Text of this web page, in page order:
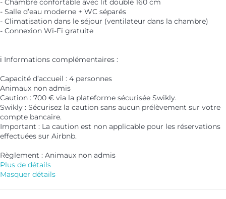
- Salle d’eau moderne + WC séparés
- Climatisation dans le séjour (ventilateur dans la chambre)
- Connexion Wi-Fi gratuite
ℹ️ Informations complémentaires :
Capacité d’accueil : 4 personnes
Animaux non admis
Caution : 700 € via la plateforme sécurisée Swikly.
Swikly : Sécurisez la caution sans aucun prélèvement sur votre
compte bancaire.
Important : La caution est non applicable pour les réservations
effectuées sur Airbnb.
Règlement : Animaux non admis
Plus de détails
Masquer détails